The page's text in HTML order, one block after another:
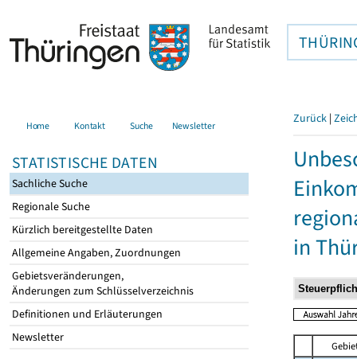
Home Kontakt Suche Newsletter
STATISTISCHE DATEN
Sachliche Suche
Regionale Suche
Kürzlich bereitgestellte Daten
Allgemeine Angaben, Zuordnungen
Gebietsveränderungen,
Änderungen zum Schlüsselverzeichnis
Definitionen und Erläuterungen
Newsletter
Zurück |
in